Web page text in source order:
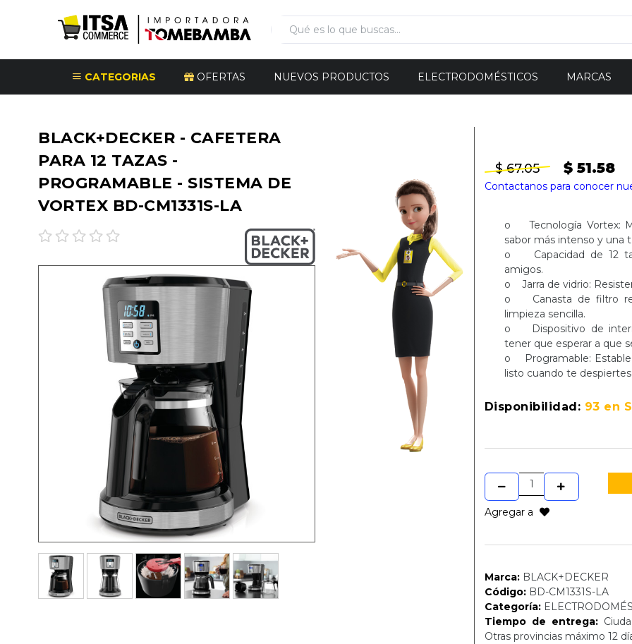
CATEGORIAS OFERTAS NUEVOS PRODUCTOS ELECTRODOMÉSTICOS MARCAS
BLACK+DECKER - CAFETERA
PARA 12 TAZAS -
PROGRAMABLE - SISTEMA DE
VORTEX BD-CM1331S-LA
$ 67.05 $ 51.58
Contactanos para conocer
o Tecnología Vortex:
sabor más intenso y una
o Capacidad de 12
amigos.
o Jarra de vidrio:
o Canasta de filtro
limpieza sencilla.
o Dispositivo de
tener que esperar a que
o Programable:
listo cuando te despiertes.
Disponibilidad: 93 en
Agregar a
Marca:BLACK+DECKER
Código:BD-CM1331S-LA
Categoría:
Tiempo de entrega:
Otras provincias máximo 12